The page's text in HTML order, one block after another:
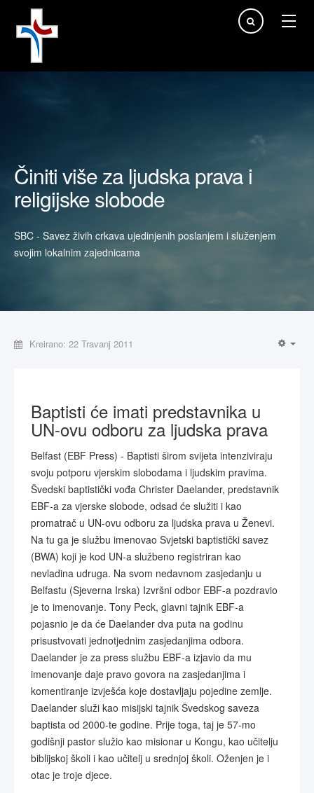
Traži...
Činiti više za ljudska prava i
religijske slobode
SBC - Savez živih crkava ujedinjenih poslanjem i služenjem
svojim lokalnim zajednicama
Kreirano: 22 Travanj 2011
Baptisti će imati predstavnika u
UN-ovu odboru za ljudska prava
Belfast (EBF Press) - Baptisti širom svijeta intenziviraju
svoju potporu vjerskim slobodama i ljudskim pravima.
Švedski baptistički vođa Christer Daelander, predstavnik
EBF-a za vjerske slobode, odsad će služiti i kao
promatrač u UN-ovu odboru za ljudska prava u Ženevi.
Na tu ga je službu imenovao Svjetski baptistički savez
(BWA) koji je kod UN-a službeno registriran kao
nevladina udruga. Na svom nedavnom zasjedanju u
Belfastu (Sjeverna Irska) Izvršni odbor EBF-a pozdravio
je to imenovanje. Tony Peck, glavni tajnik EBF-a
pojasnio je da će Daelander dva puta na godinu
prisustvovati jednotjednim zasjedanjima odbora.
Daelander je za press službu EBF-a izjavio da mu
imenovanje daje pravo govora na zasjedanjima i
komentiranje izvješća koje dostavljaju pojedine zemlje.
Daelander služi kao misijski tajnik Švedskog saveza
baptista od 2000-te godine. Prije toga, taj je 57-mo
godišnji pastor služio kao misionar u Kongu, kao učitelju
biblijskoj školi i kao učitelj u srednjoj školi. Oženjen je i
otac je troje djece.